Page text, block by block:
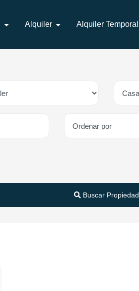
Alquiler Alquiler Temporal
Buscar Propiedad